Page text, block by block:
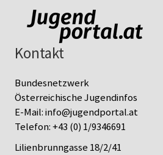
Kontakt
Bundesnetzwerk
Österreichische Jugendinfos
E-Mail:info@jugendportal.at
Telefon:+43 (0) 1/9346691
Lilienbrunngasse 18/2/41